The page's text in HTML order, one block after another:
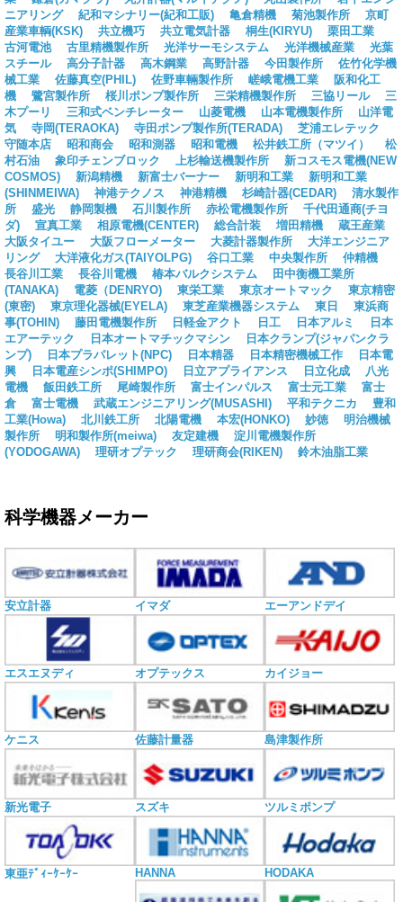
ニアリング
紀和マシナリー(紀和工販) 亀倉精機 菊池製作所
京町
産業車輌(KSK)
共立機巧 共立電気計器 桐生(KIRYU)
栗田工業
古河電池
古里精機製作所 光洋サーモシステム 光洋機械産業
光葉
スチール
高分子計器 高木鋼業 高野計器 今田製作所
佐竹化学機
械工業
佐藤真空(PHIL) 佐野車輛製作所 嵯峨電機工業
阪和化工
機
鷺宮製作所 桜川ポンプ製作所 三栄精機製作所 三協リール
三
木プーリ
三和式ベンチレーター 山菱電機 山本電機製作所
山洋電
気
寺岡(TERAOKA) 寺田ポンプ製作所(TERADA)
芝浦エレテック
守随本店
昭和商会 昭和測器 昭和電機 松井鉄工所（マツイ）
松
村石油
象印チェンブロック 上杉輸送機製作所
新コスモス電機(NEW
COSMOS)
新潟精機 新富士バーナー 新明和工業
新明和工業
(SHINMEIWA)
神港テクノス 神港精機 杉崎計器(CEDAR)
清水製作
所
盛光 静岡製機 石川製作所 赤松電機製作所
千代田通商(チヨ
ダ)
宣真工業 相原電機(CENTER) 総合計装 増田精機
蔵王産業
大阪タイユー
大阪フローメーター 大菱計器製作所
大洋エンジニア
リング
大洋液化ガス(TAIYOLPG) 谷口工業 中央製作所
仲精機
長谷川工業
長谷川電機 椿本バルクシステム
田中衡機工業所
(TANAKA)
電菱（DENRYO) 東栄工業 東京オートマック
東京精密
(東密)
東京理化器械(EYELA) 東芝産業機器システム 東日
東浜商
事(TOHIN)
藤田電機製作所 日軽金アクト 日工 日本アルミ
日本
エアーテック
日本オートマチックマシン
日本クランプ(ジャパンクラ
ンプ)
日本プラパレット(NPC) 日本精器 日本精密機械工作
日本電
興
日本電産シンポ(SHIMPO) 日立アプライアンス 日立化成
八光
電機
飯田鉄工所 尾崎製作所 富士インパルス 富士元工業
富士
倉
富士電機 武蔵エンジニアリング(MUSASHI) 平和テクニカ
豊和
工業(Howa)
北川鉄工所 北陽電機 本宏(HONKO) 妙徳
明治機械
製作所
明和製作所(meiwa) 友定建機
淀川電機製作所
(YODOGAWA)
理研オプテック 理研商会(RIKEN) 鈴木油脂工業
科学機器メーカー
安立計器 イマダ エーアンドデイ
エスエヌディ オプテックス カイジョー
ケニス 佐藤計量器 島津製作所
新光電子 スズキ ツルミポンプ
東亜ﾃﾞｨｰｹｰｹｰ HANNA HODAKA